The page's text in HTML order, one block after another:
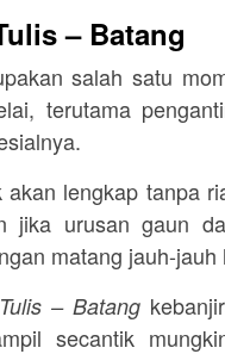
– Batang
salah satu
terutama
lengkap tanpa
jika urusan gaun
matang jauh-jauh
– Batang
secantik